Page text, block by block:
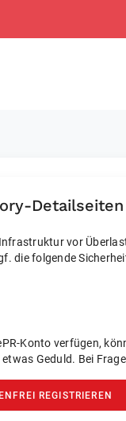
Detailseiten
vor
die folgende
Konto verfügen,
Geduld. Bei
REGISTRIEREN